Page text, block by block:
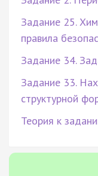
Задание 25.
правила
Задание 34.
Задание 33.
структурной
Теория к